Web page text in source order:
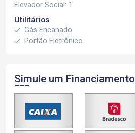
Elevador Social: 1
Utilitários
Gás Encanado
Portão Eletrônico
Simule um Financiamento